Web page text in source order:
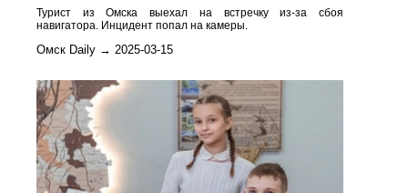
Турист из Омска выехал на встречку из-за сбоя
навигатора. Инцидент попал на камеры.
Омск Daily → 2025-03-15